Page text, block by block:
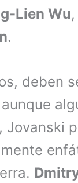
Lien Wu
.
deben
, Jovanski